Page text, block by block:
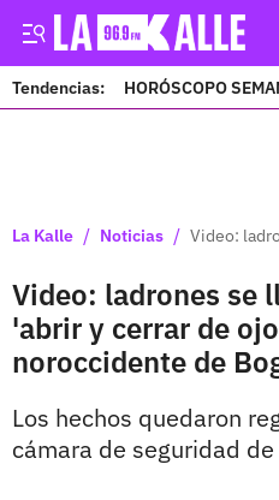
Tendencias: HORÓSCOPO
La Kalle / Noticias / Video:
Video: ladrones se
'abrir y cerrar de
noroccidente de
Los hechos quedaron
cámara de seguridad de